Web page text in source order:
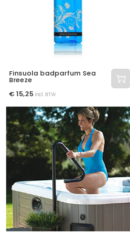
Finsuola badparfum Sea
Breeze
€15,25 incl. BTW